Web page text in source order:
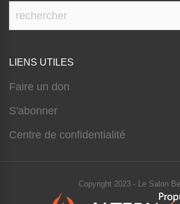
LIENS UTILES
Faire un don
S'abonner
Centre de confidentialité
Copyright 2023 - Le Salon